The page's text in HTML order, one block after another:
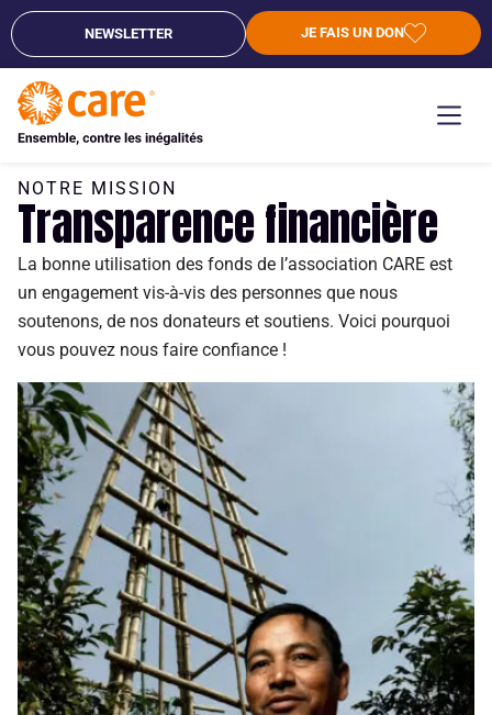
NEWSLETTER JE FAIS UN DON
NOTRE MISSION
Transparence financière
La bonne utilisation des fonds de l’association CARE est
un engagement vis-à-vis des personnes que nous
soutenons, de nos donateurs et soutiens. Voici pourquoi
vous pouvez nous faire confiance !